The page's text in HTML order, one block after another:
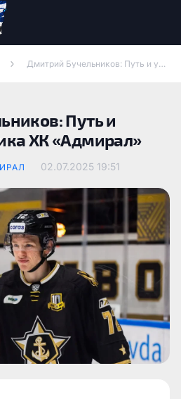
Дмитрий Бучельников: Путь и успехи защитника ХК «Адмирал»
Путь и
ХК «Адмирал»
02.07.2025 19:51